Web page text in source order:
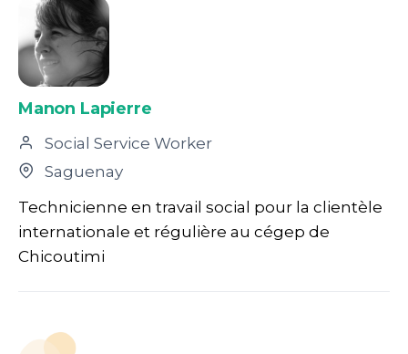
Manon Lapierre
Social Service Worker
Saguenay
Technicienne en travail social pour la clientèle
internationale et régulière au cégep de
Chicoutimi